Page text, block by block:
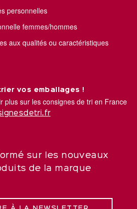
personnelles
femmes/hommes
aux qualités ou caractéristiques
vos emballages !
plus sur les consignes de tri en France
sur les nouveaux
de la marque